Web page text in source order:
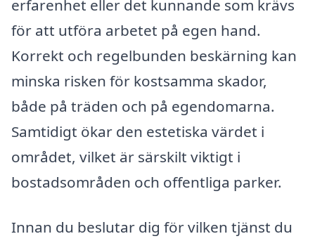
erfarenhet eller det kunnande som krävs
för att utföra arbetet på egen hand.
Korrekt och regelbunden beskärning kan
minska risken för kostsamma skador,
både på träden och på egendomarna.
Samtidigt ökar den estetiska värdet i
området, vilket är särskilt viktigt i
bostadsområden och offentliga parker.
Innan du beslutar dig för vilken tjänst du